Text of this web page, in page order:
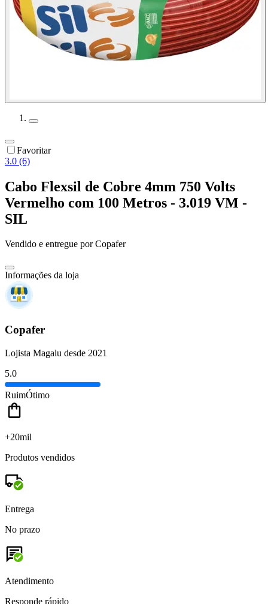
Favoritar
3.0 (6)
Cabo Flexsil de Cobre 4mm 750 Volts
Vermelho com 100 Metros - 3.019 VM -
SIL
Vendido e entregue por Copafer
Informações da loja
Copafer
Lojista Magalu desde 2021
5.0
RuimÓtimo
+20mil
Produtos vendidos
Entrega
No prazo
Atendimento
Responde rápido